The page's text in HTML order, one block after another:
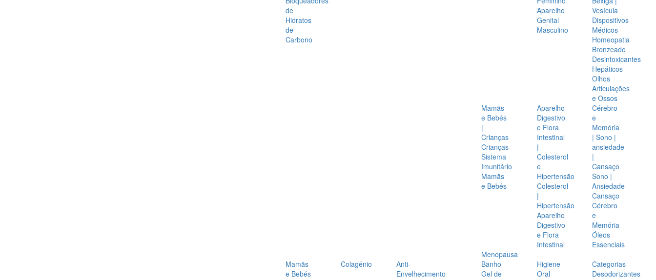
de
Hidratos
de
Carbono
Aparelho
Genital
Masculino
Vesícula
Dispositivos
Médicos
Homeopatia
Bronzeado
Desintoxicantes
Hepáticos
Olhos
Articulações
e Ossos
Mamãs
e Bebés
|
Crianças
Crianças
Sistema
Imunitário
Mamãs
e Bebés
Aparelho
Digestivo
e Flora
Intestinal
|
Colesterol
e
Hipertensão
Colesterol
|
Hipertensão
Aparelho
Digestivo
e Flora
Intestinal
Cérebro
e
Memória
| Sono |
ansiedade
|
Cansaço
Sono |
Ansiedade
Cansaço
Cérebro
e
Memória
Óleos
Essenciais
Menopausa
Mamãs
e Bebés
Colagénio
Anti-
Envelhecimento
Banho
Gel de
Higiene
Oral
Categorias
Desodorizantes